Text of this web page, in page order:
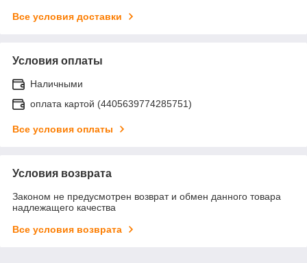
Все условия доставки
Условия оплаты
Наличными
оплата картой (4405639774285751)
Все условия оплаты
Условия возврата
Законом не предусмотрен возврат и обмен данного товара
надлежащего качества
Все условия возврата